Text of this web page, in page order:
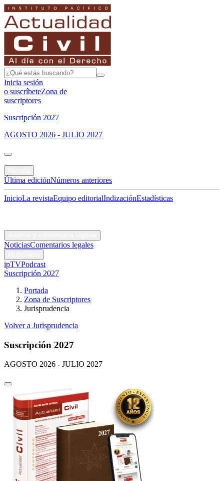
Inicia sesión
o suscríbeteZona de
suscriptores
Suscripción 2027
AGOSTO 2026 - JULIO 2027
Última ediciónNúmeros anteriores
InicioLa revistaEquipo editorialIndizaciónEstadísticas
NoticiasComentarios legales
ipTVPodcast
Suscripción 2027
Portada
Zona de Suscriptores
Jurisprudencia
Volver a Jurisprudencia
Suscripción 2027
AGOSTO 2026 - JULIO 2027